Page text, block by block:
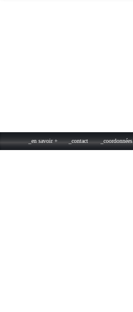
_en savoir + _contact _coordonnées